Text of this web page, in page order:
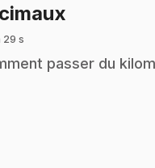
29 s
passer du